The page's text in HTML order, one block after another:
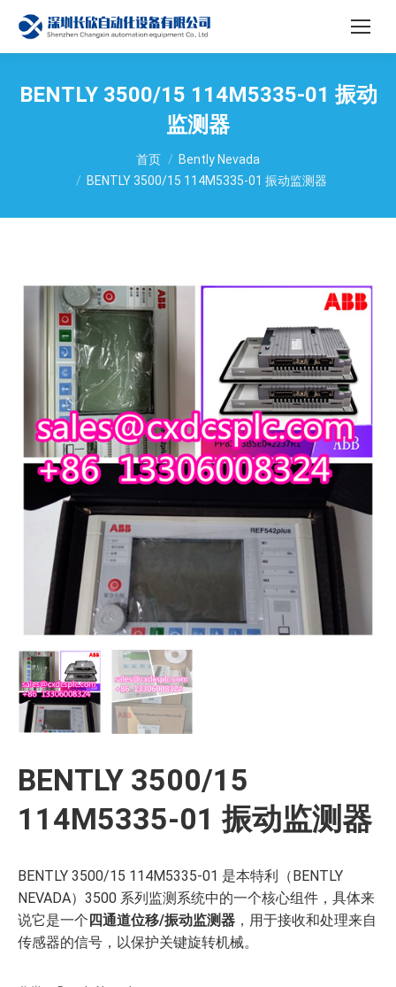
BENTLY 3500/15 114M5335-01 振动
监测器
首页
Bently Nevada
BENTLY 3500/15 114M5335-01 振动监测器
BENTLY 3500/15
114M5335-01 振动监测器
BENTLY 3500/15 114M5335-01 是本特利（BENTLY
NEVADA）3500 系列监测系统中的一个核心组件，具体来
说它是一个四通道位移/振动监测器 ，用于接收和处理来自
传感器的信号，以保护关键旋转机械。